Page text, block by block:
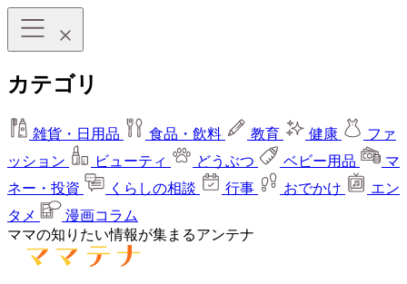
カテゴリ
雑貨・日用品 食品・飲料 教育 健康
ファ
ッション
ビューティ どうぶつ ベビー用品
マ
ネー・投資
くらしの相談 行事 おでかけ
エン
タメ
漫画コラム
ママの知りたい情報が集まるアンテナ